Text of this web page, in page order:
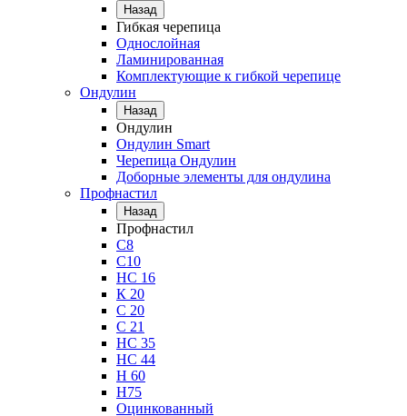
Назад
Гибкая черепица
Однослойная
Ламинированная
Комплектующие к гибкой черепице
Ондулин
Назад
Ондулин
Ондулин Smart
Черепица Ондулин
Доборные элементы для ондулина
Профнастил
Назад
Профнастил
С8
С10
НС 16
К 20
С 20
С 21
НС 35
НС 44
Н 60
Н75
Оцинкованный